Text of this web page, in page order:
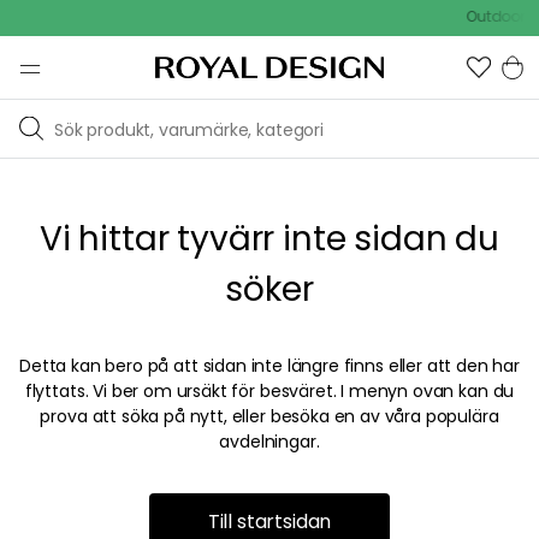
Outdoor
Vi hittar tyvärr inte sidan du
söker
Detta kan bero på att sidan inte längre finns eller att den har
flyttats. Vi ber om ursäkt för besväret. I menyn ovan kan du
prova att söka på nytt, eller besöka en av våra populära
avdelningar.
Till startsidan